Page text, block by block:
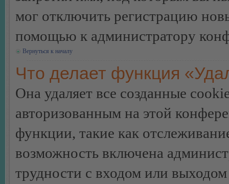
мог отключить регистрацию
помощью к администратору
Вернуться к началу
Что делает функция
Она удаляет все созданные
авторизованным на этой
функции, такие как
возможность включена
трудности с входом или